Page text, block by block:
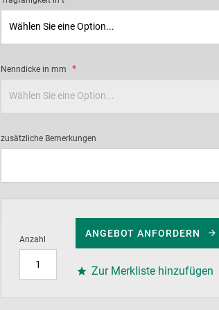
Nenndicke in mm
zusätzliche Bemerkungen
Anzahl
ANGEBOT ANFORDERN
Zur Merkliste hinzufügen